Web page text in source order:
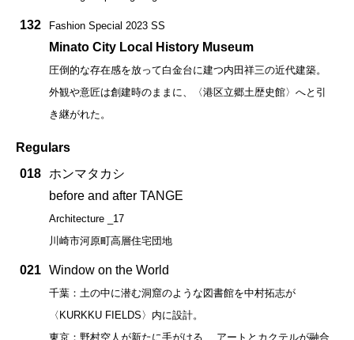
132 Fashion Special 2023 SS
Minato City Local History Museum
圧倒的な存在感を放って白金台に建つ内田祥三の近代建築。
外観や意匠は創建時のままに、〈港区立郷土歴史館〉へと引
き継がれた。
Regulars
018
ホンマタカシ
before and after TANGE
Architecture _17
川崎市河原町高層住宅団地
021 Window on the World
千葉：土の中に潜む洞窟のような図書館を中村拓志が
〈KURKKU FIELDS〉内に設計。
東京：野村空人が新たに手がける、 アートとカクテルが融合